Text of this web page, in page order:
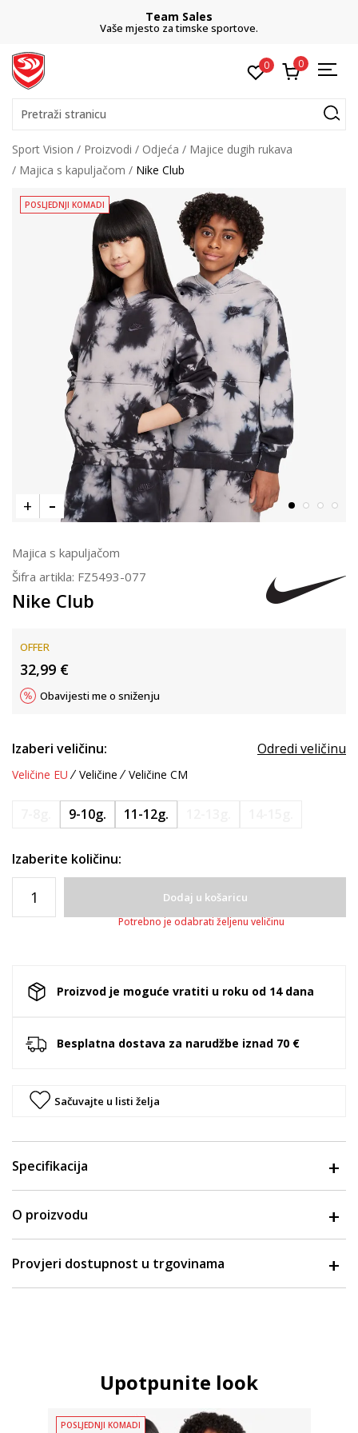
Team Sales
Vaše mjesto za timske sportove.
0 0
Pretraži stranicu
Sport Vision Proizvodi Odjeća
Majice dugih rukava
Majica s kapuljačom
Nike Club
POSLJEDNJI KOMADI
Majica s kapuljačom
Šifra artikla: FZ5493-077
Nike Club
OFFER
32,99 €
Obavijesti me o sniženju
Izaberi veličinu: Odredi veličinu
Veličine EU Veličine Veličine CM
9-10g. 11-12g.
Izaberite količinu:
Dodaj u košaricu
Potrebno je odabrati željenu veličinu
Proizvod je moguće vratiti u roku od 14 dana
Besplatna dostava za narudžbe iznad 70 €
Sačuvajte u listi želja
Specifikacija
O proizvodu
Provjeri dostupnost u trgovinama
Upotpunite look
POSLJEDNJI KOMADI